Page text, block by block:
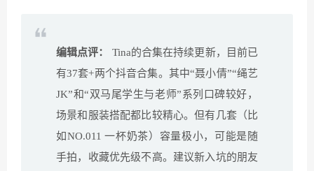
编辑点评：
Tina的合集在持续更新，目前已
有37套+两个抖音合集。其中“聂小倩”“绳艺
JK”和“双马尾学生与老师”系列口碑较好，
场景和服装搭配都比较精心。但有几套（比
如NO.011 一杯奶茶）容量极小，可能是随
手拍，收藏优先级不高。建议新入坑的朋友